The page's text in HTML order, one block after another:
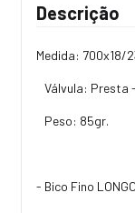
Descrição
Medida: 700x18/
Válvula: Presta
Peso: 85gr.
- Bico Fino